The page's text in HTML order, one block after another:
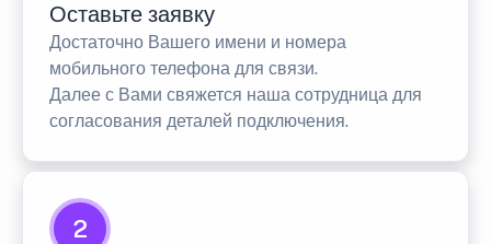
Оставьте заявку
Достаточно Вашего имени и номера
мобильного телефона для связи.
Далее с Вами свяжется наша сотрудница для
согласования деталей подключения.
2